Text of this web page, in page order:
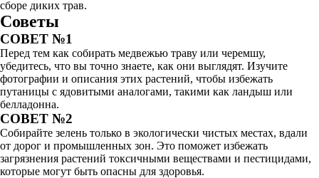
сборе диких трав.
Советы
СОВЕТ №1
Перед тем как собирать медвежью траву или черемшу,
убедитесь, что вы точно знаете, как они выглядят. Изучите
фотографии и описания этих растений, чтобы избежать
путаницы с ядовитыми аналогами, такими как ландыш или
белладонна.
СОВЕТ №2
Собирайте зелень только в экологически чистых местах, вдали
от дорог и промышленных зон. Это поможет избежать
загрязнения растений токсичными веществами и пестицидами,
которые могут быть опасны для здоровья.